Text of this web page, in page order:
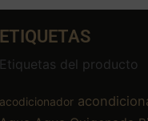
ETIQUETAS
Etiquetas del producto
acodicionador